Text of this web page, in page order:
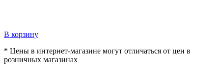
В корзину
* Цены в интернет-магазине могут отличаться от цен в
розничных магазинах